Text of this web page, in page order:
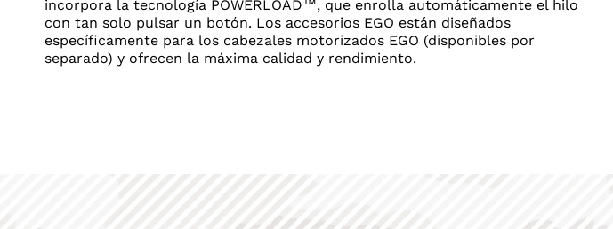
incorpora la tecnología POWERLOAD™, que enrolla automáticamente el hilo
con tan solo pulsar un botón. Los accesorios EGO están diseñados
específicamente para los cabezales motorizados EGO (disponibles por
separado) y ofrecen la máxima calidad y rendimiento.